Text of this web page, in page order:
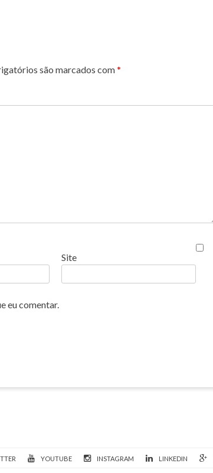
são marcados com*
Site
eu comentar.
YOUTUBE INSTAGRAM LINKEDIN